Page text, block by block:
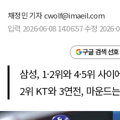
채정민 기자cwolf@imaeil.com
입력 2026-06-08 14:06:57 수정 2026-
구글 검색 선
삼성, 1·2위와 4·5위 사이
2위 KT와 3연전, 마운드